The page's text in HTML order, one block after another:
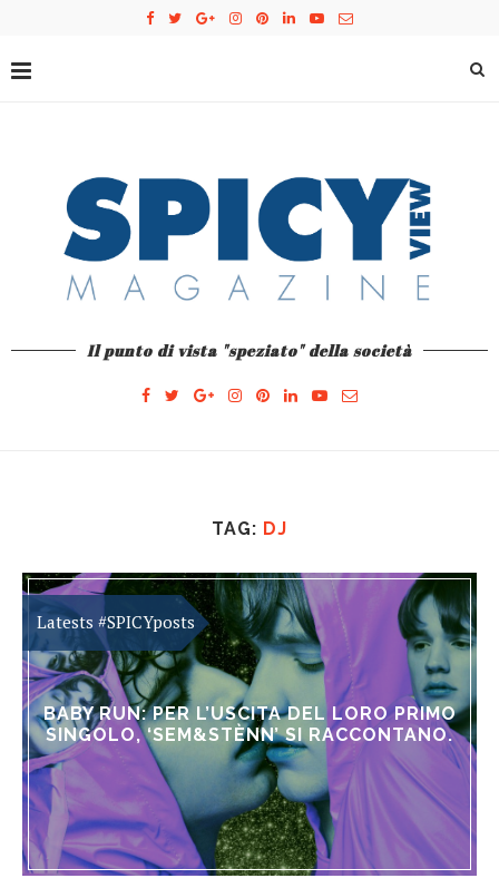
Il punto di vista "speziato" della società
TAG: DJ
BABY RUN: PER L’USCITA DEL LORO PRIMO
SINGOLO, ‘SEM&STÈNN’ SI RACCONTANO.